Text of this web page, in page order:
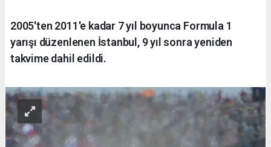
2005'ten 2011'e kadar 7 yıl boyunca Formula 1
yarışı düzenlenen İstanbul, 9 yıl sonra yeniden
takvime dahil edildi.